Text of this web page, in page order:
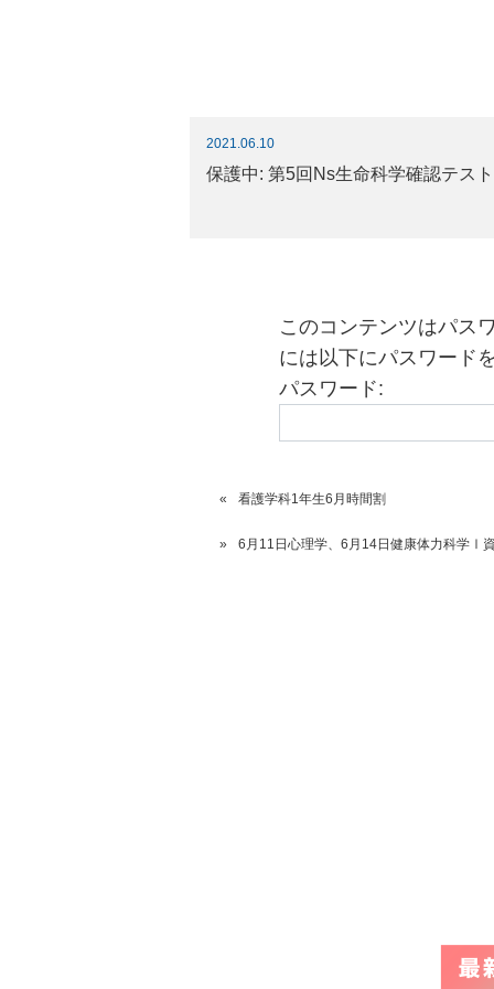
2021.06.10
保護中: 第5回Ns生命科学確認テス
このコンテンツはパス
には以下にパスワード
パスワード:
看護学科1年生6月時間割
6月11日心理学、6月14日健康体力科学Ⅰ